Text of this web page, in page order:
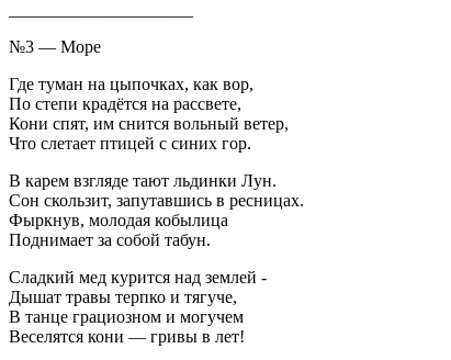
№3 — Море
Где туман на цыпочках, как вор,
По степи крадётся на рассвете,
Кони спят, им снится вольный ветер,
Что слетает птицей с синих гор.
В карем взгляде тают льдинки Лун.
Сон скользит, запутавшись в ресницах.
Фыркнув, молодая кобылица
Поднимает за собой табун.
Сладкий мед курится над землей -
Дышат травы терпко и тягуче,
В танце грациозном и могучем
Веселятся кони — гривы в лет!